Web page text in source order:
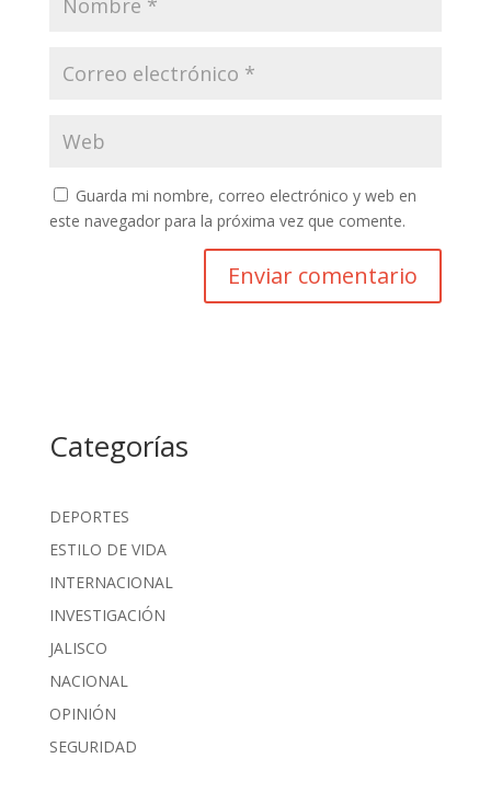
Guarda mi nombre, correo electrónico y web en
este navegador para la próxima vez que comente.
Categorías
DEPORTES
ESTILO DE VIDA
INTERNACIONAL
INVESTIGACIÓN
JALISCO
NACIONAL
OPINIÓN
SEGURIDAD